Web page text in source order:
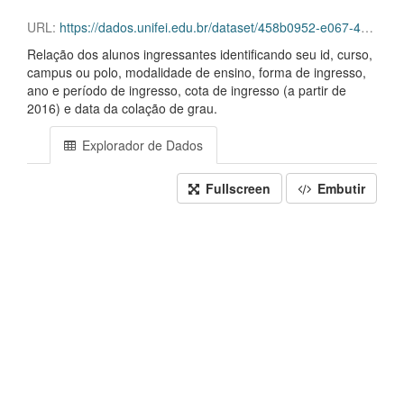
URL: https://dados.unifei.edu.br/dataset/458b0952-e067-41a3-88d5-1f84db5fb125/resource/949c3bdf-d4d9-42a4-8a42-cc2f40c5c995/download/alunos-concluidos-da-graduacao-pda-2020-2022.csv
Relação dos alunos ingressantes identificando seu id, curso,
campus ou polo, modalidade de ensino, forma de ingresso,
ano e período de ingresso, cota de ingresso (a partir de
2016) e data da colação de grau.
Explorador de Dados
Fullscreen Embutir